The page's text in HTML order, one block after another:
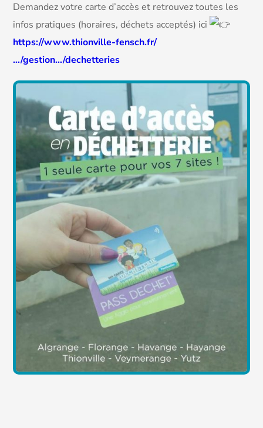
Demandez votre carte d’accès et retrouvez toutes les
infos pratiques (horaires, déchets acceptés) ici
https://www.thionville-fensch.fr/
…/gestion…/dechetteries